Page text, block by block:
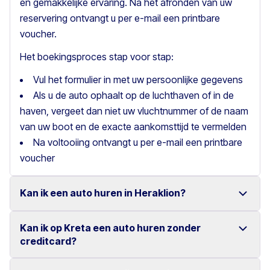
en gemakkelijke ervaring. Na het afronden van uw
reservering ontvangt u per e-mail een printbare
voucher.
Het boekingsproces stap voor stap:
Vul het formulier in met uw persoonlijke gegevens
Als u de auto ophaalt op de luchthaven of in de
haven, vergeet dan niet uw vluchtnummer of de naam
van uw boot en de exacte aankomsttijd te vermelden
Na voltooiing ontvangt u per e-mail een printbare
voucher
Kan ik een auto huren in Heraklion?
Ja, wij bieden autoverhuur in Heraklion met een ruime
Kan ik op Kreta een auto huren zonder
creditcard?